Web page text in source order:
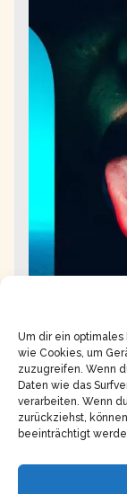
Um dir ein
wie Cookies, um
zuzugreifen. Wenn
Daten wie das
verarbeiten. Wenn
zurückziehst,
beeinträchtigt
Gasthaus der